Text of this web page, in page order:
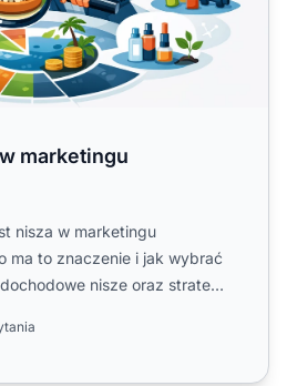
marketingu
nisza w marketingu
ma to znaczenie i jak wybrać
nisze oraz strategie